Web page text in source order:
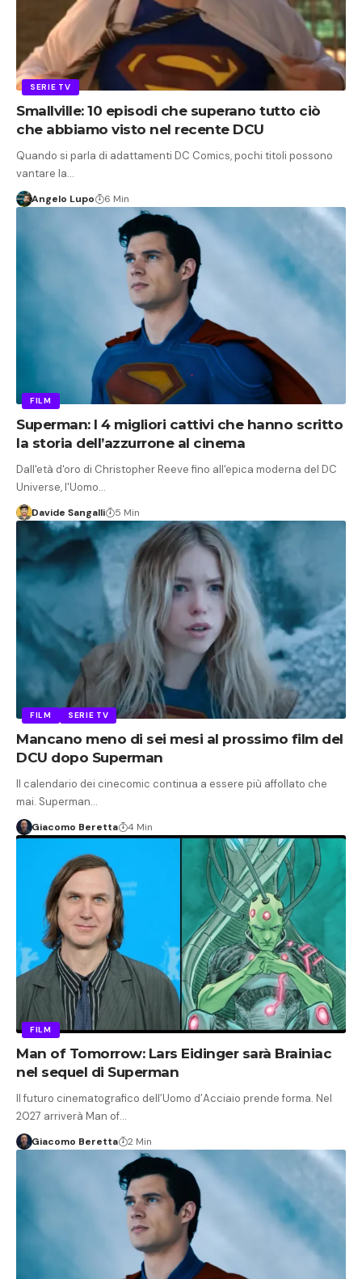
SERIE TV
Smallville: 10 episodi che superano tutto ciò
che abbiamo visto nel recente DCU
Quando si parla di adattamenti DC Comics, pochi titoli possono
vantare la…
Angelo Lupo 6 Min
FILM
Superman: I 4 migliori cattivi che hanno scritto
la storia dell’azzurrone al cinema
Dall'età d'oro di Christopher Reeve fino all'epica moderna del DC
Universe, l'Uomo…
Davide Sangalli 5 Min
FILM SERIE TV
Mancano meno di sei mesi al prossimo film del
DCU dopo Superman
Il calendario dei cinecomic continua a essere più affollato che
mai. Superman…
Giacomo Beretta 4 Min
FILM
Man of Tomorrow: Lars Eidinger sarà Brainiac
nel sequel di Superman
Il futuro cinematografico dell’Uomo d’Acciaio prende forma. Nel
2027 arriverà Man of…
Giacomo Beretta 2 Min